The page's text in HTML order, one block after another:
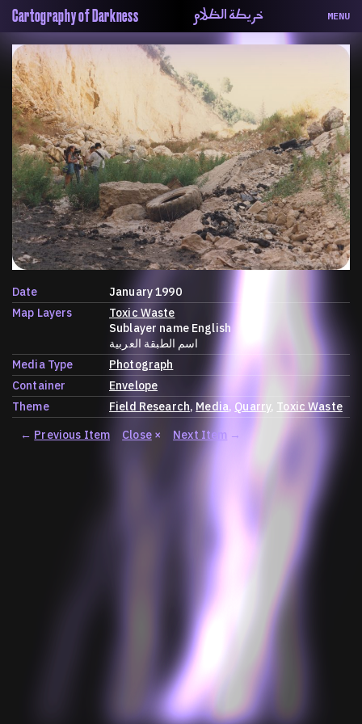
Cartography of Darkness خريطة الظلام MENU
About
ماهيتنا
Map
Periodical
السلسة
Repository
الحاوية
Contributors
المساهمين
Colophon
التختيم
Date
January 1990
Map Layers
Toxic Waste
Sublayer name English
اسم الطبقة العربية
Media Type
Photograph
Container
Envelope
Theme
Field Research Media Quarry Toxic Waste
← Previous Item Close× Next Item →